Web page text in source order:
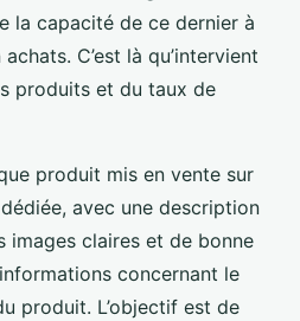
la capacité de ce dernier à
C’est là qu’intervient
produits et du taux de
produit mis en vente sur
avec une description
images claires et de bonne
concernant le
produit. L’objectif est de